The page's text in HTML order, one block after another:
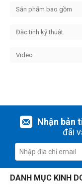
Sản phẩm bao gồm
Đặc tính kỹ thuật
Video
Nhận bản
đãi
DANH MỤC KINH